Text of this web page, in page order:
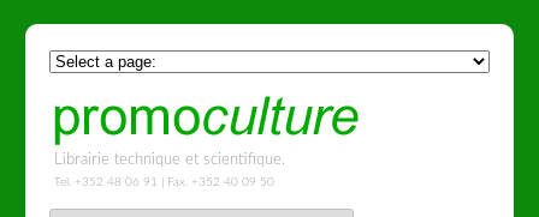
Librairie technique et scientifique.
Tel. +352 48 06 91 | Fax. +352 40 09 50